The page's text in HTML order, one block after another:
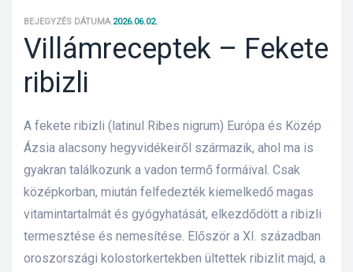
BEJEGYZÉS DÁTUMA 2026.06.02.
Villámreceptek – Fekete
ribizli
A fekete ribizli (latinul Ribes nigrum) Európa és Közép
Ázsia alacsony hegyvidékeiről származik, ahol ma is
gyakran találkozunk a vadon termő formáival. Csak
középkorban, miután felfedezték kiemelkedő magas
vitamintartalmát és gyógyhatását, elkezdődött a ribizli
termesztése és nemesítése. Először a XI. században
oroszországi kolostorkertekben ültettek ribizlit majd, a
50